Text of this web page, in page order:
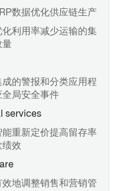
Assist 提供自定义内
义源支持的AIP
理
内容来源最佳实践
搭建基础设施以实现扩
角色与职责
通过自治实现平台增长
：角色和职责
段：超高速增长
数据优化供应链生产
化利用率减少运输的集
量
成的警报和分类应用程
全局安全事件
services
能重新定价提高留存率
绩效
效地调整销售和营销管